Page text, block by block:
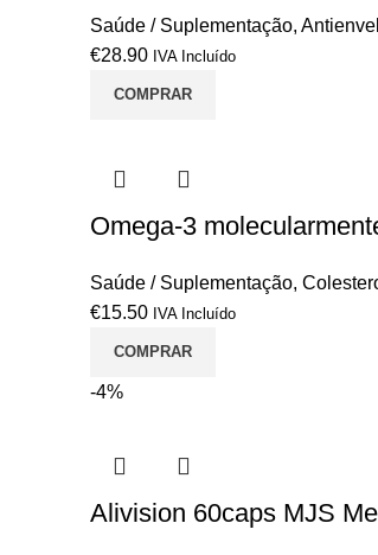
Saúde / Suplementação,
€28.90 IVA Incluído
COMPRAR
Omega-3
Saúde / Suplementação,
€15.50 IVA Incluído
COMPRAR
-4%
Alivision 60caps MJS